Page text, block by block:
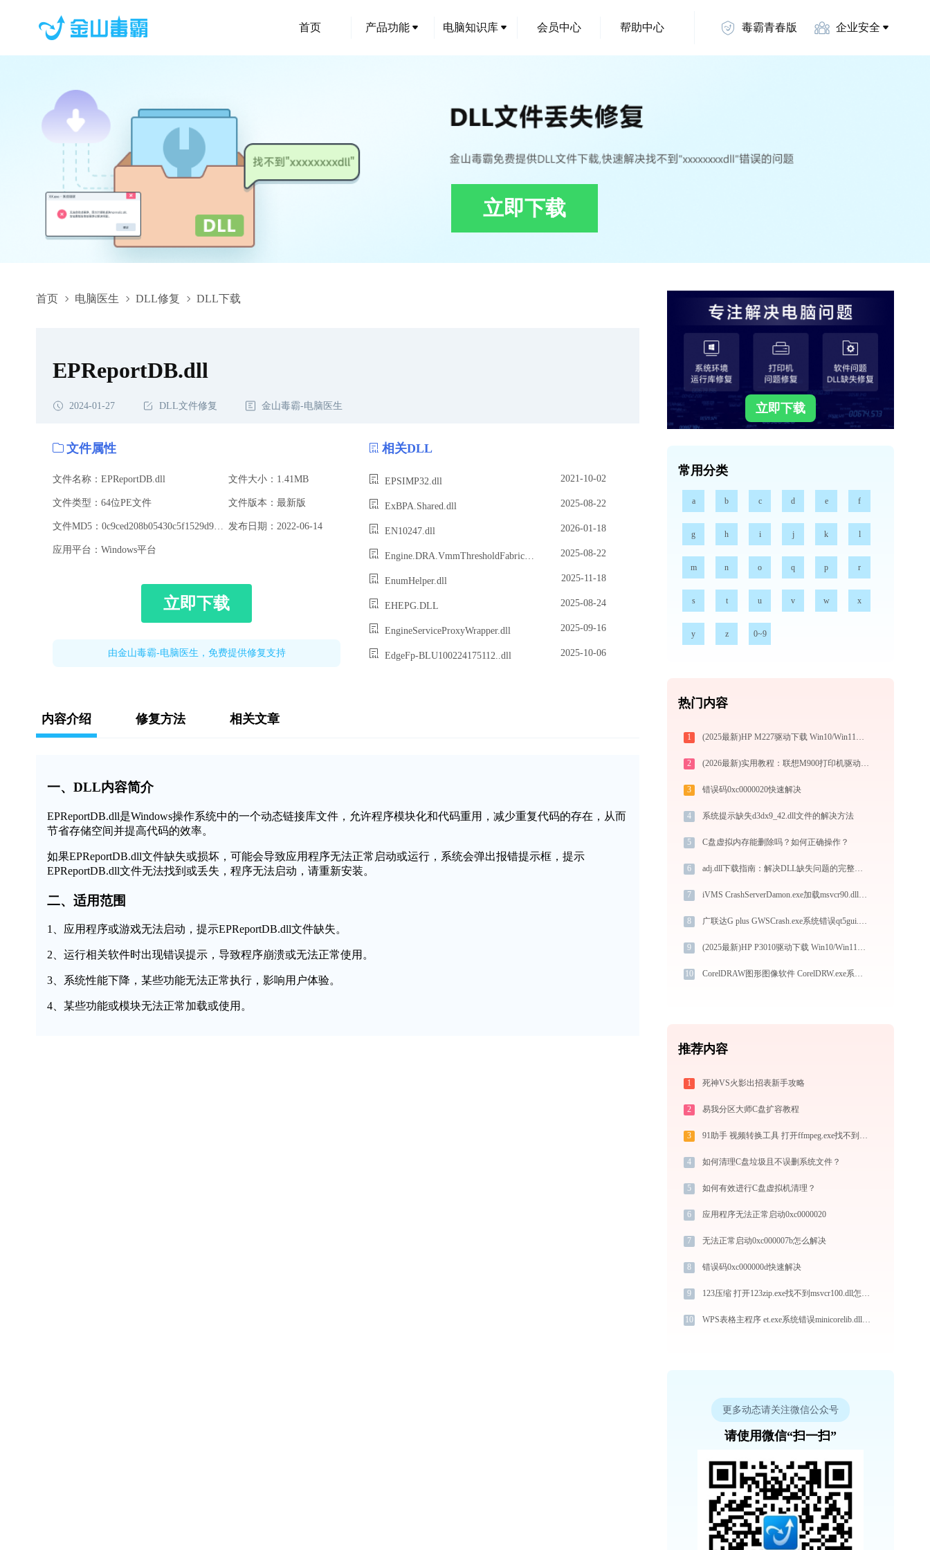
首页 产品功能 电脑知识库 会员中心 帮助中心 毒霸青春版 企业安全
立即下载
首页 电脑医生 DLL修复 DLL下载
EPReportDB.dll,EPReportDB.dll下载,EPReportDB.dll修复
EPReportDB.dll
2024-01-27 DLL文件修复 金山毒霸-电脑医生
文件属性
文件名称：EPReportDB.dll 文件大小：1.41MB
文件类型：64位PE文件 文件版本：最新版
发布日期：2022-06-14
应用平台：Windows平台
立即下载
由金山毒霸-电脑医生，免费提供修复支持
相关DLL
EPSIMP32.dll 2021-10-02
ExBPA.Shared.dll 2025-08-22
EN10247.dll 2026-01-18
Engine.DRA.VmmThresholdFabric.dll 2025-08-22
EnumHelper.dll 2025-11-18
EHEPG.DLL 2025-08-24
EngineServiceProxyWrapper.dll 2025-09-16
EdgeFp-BLU100224175112..dll 2025-10-06
内容介绍 修复方法 相关文章
一、DLL内容简介
EPReportDB.dll是Windows操作系统中的一个动态链接库文件，允许程序模块化和代码重用，减少重复代码的存在，从而
节省存储空间并提高代码的效率。
如果EPReportDB.dll文件缺失或损坏，可能会导致应用程序无法正常启动或运行，系统会弹出报错提示框，提示
EPReportDB.dll文件无法找到或丢失，程序无法启动，请重新安装。
二、适用范围
1、应用程序或游戏无法启动，提示EPReportDB.dll文件缺失。
2、运行相关软件时出现错误提示，导致程序崩溃或无法正常使用。
3、系统性能下降，某些功能无法正常执行，影响用户体验。
4、某些功能或模块无法正常加载或使用。
立即下载
常用分类
a b c d e f
g h i j k l
m n o q p r
s t u v w x
y z 0~9
热门内容
1 (2025最新)HP M227驱动下载 Win10/Win11官方版安装
2 (2026最新)实用教程：联想M900打印机驱动的下载与安装技巧
3 错误码0xc0000020快速解决
4 系统提示缺失d3dx9_42.dll文件的解决方法
5 C盘虚拟内存能删除吗？如何正确操作？
6 adj.dll下载指南：解决DLL缺失问题的完整方案
7 iVMS CrashServerDamon.exe加载msvcr90.dll文件丢失处理办法
8 广联达G plus GWSCrash.exe系统错误qt5gui.dll丢失如何解决
9 (2025最新)HP P3010驱动下载 Win10/Win11官方版
10 CorelDRAW图形图像软件 CorelDRW.exe系统错误mfc71u.dll丢失如何解决
推荐内容
1 死神VS火影出招表新手攻略
2 易我分区大师C盘扩容教程
3 91助手 视频转换工具 打开ffmpeg.exe找不到avdevice-58.dll怎么办
4 如何清理C盘垃圾且不误删系统文件？
5 如何有效进行C盘虚拟机清理？
6 应用程序无法正常启动0xc0000020
7 无法正常启动0xc000007b怎么解决
8 错误码0xc000000d快速解决
9 123压缩 打开123zip.exe找不到msvcr100.dll怎么办
10 WPS表格主程序 et.exe系统错误minicorelib.dll丢失如何解决
更多动态请关注微信公众号
请使用微信“扫一扫”